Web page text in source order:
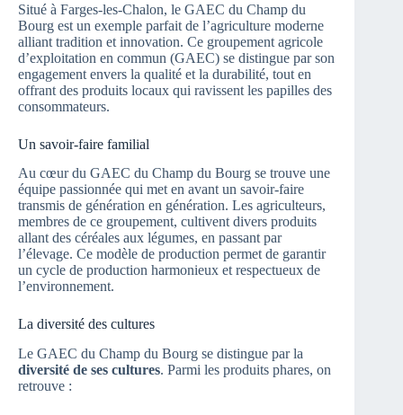
Situé à Farges-les-Chalon, le GAEC du Champ du
Bourg est un exemple parfait de l’agriculture moderne
alliant tradition et innovation. Ce groupement agricole
d’exploitation en commun (GAEC) se distingue par son
engagement envers la qualité et la durabilité, tout en
offrant des produits locaux qui ravissent les papilles des
consommateurs.
Un savoir-faire familial
Au cœur du GAEC du Champ du Bourg se trouve une
équipe passionnée qui met en avant un savoir-faire
transmis de génération en génération. Les agriculteurs,
membres de ce groupement, cultivent divers produits
allant des céréales aux légumes, en passant par
l’élevage. Ce modèle de production permet de garantir
un cycle de production harmonieux et respectueux de
l’environnement.
La diversité des cultures
Le GAEC du Champ du Bourg se distingue par la
diversité de ses cultures. Parmi les produits phares, on
retrouve :